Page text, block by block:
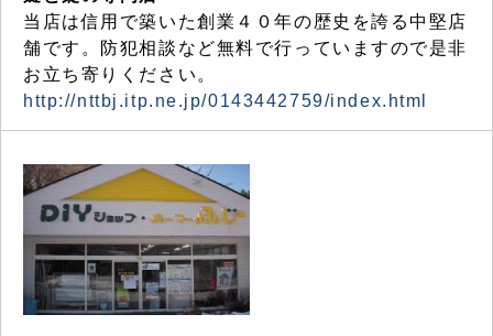
当店は信用で築いた創業４０年の歴史を誇る中堅店
舗です。防犯相談など無料で行っていますので是非
お立ち寄りください。
http://nttbj.itp.ne.jp/0143442759/index.html